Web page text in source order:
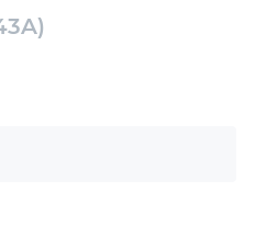
эффективной
и
работе